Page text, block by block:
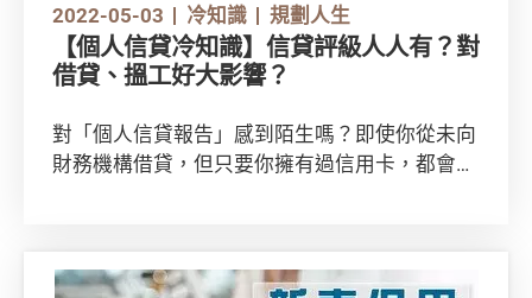
2022-05-03 冷知識 規劃人生
【個人信貸冷知識】信貸評級人人有？對
借貸、搵工好大影響？
對「個人信貸報告」感到陌生嗎？即使你從未向
財務機構借貸，但只要你擁有過信用卡，都會有
響！這麼重要你豈能不識？馬上了解有甚麼因素
會影響你的信貸評級吧！